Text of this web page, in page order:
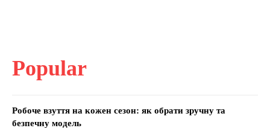
Popular
Робоче взуття на кожен сезон: як обрати зручну та
безпечну модель